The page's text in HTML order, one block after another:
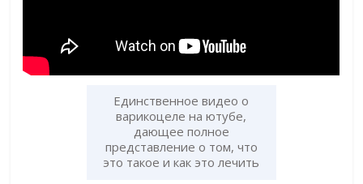
Единственное видео о
варикоцеле на ютубе,
дающее полное
представление о том, что
это такое и как это лечить